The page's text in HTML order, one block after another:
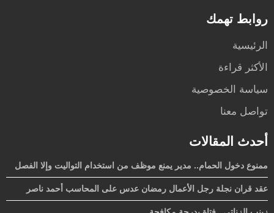
روابط تهمك
الرئيسية
الأكثر قراءة
سياسة الخصوصية
تواصل معنا
أحدث المقالات
ممنوع دخول الحمام.. مدير يمنع موظف من استخدام التواليت وإلا الفصل
عقد قران نجلة رجل الأعمال رمضان عدس على المحاسب أحمد ناصر